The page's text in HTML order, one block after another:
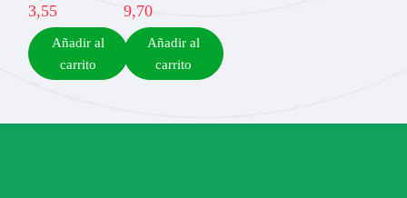
3,55
Añadir al
carrito
9,70
Añadir al
carrito